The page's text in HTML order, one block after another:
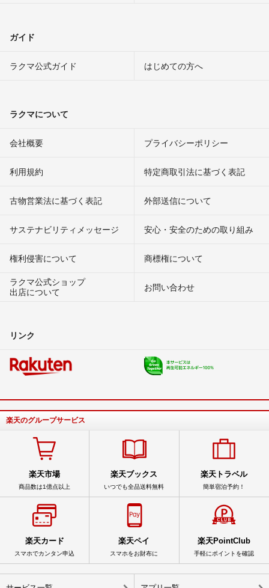
ガイド
ラクマ公式ガイド はじめての方へ
ラクマについて
会社概要 プライバシーポリシー
利用規約 特定商取引法に基づく表記
古物営業法に基づく表記 外部送信について
サステナビリティメッセージ 安心・安全のための取り組み
権利侵害について
商標権について
ラクマ公式ショップ
出店について
お問い合わせ
リンク
楽天のグループサービス
楽天市場
商品数は1億点以上
楽天ブックス
いつでも全品送料無料
楽天トラベル
簡単宿泊予約！
楽天カード
スマホでカンタン申込
楽天ペイ
スマホをお財布に
楽天PointClub
手軽にポイントを確認